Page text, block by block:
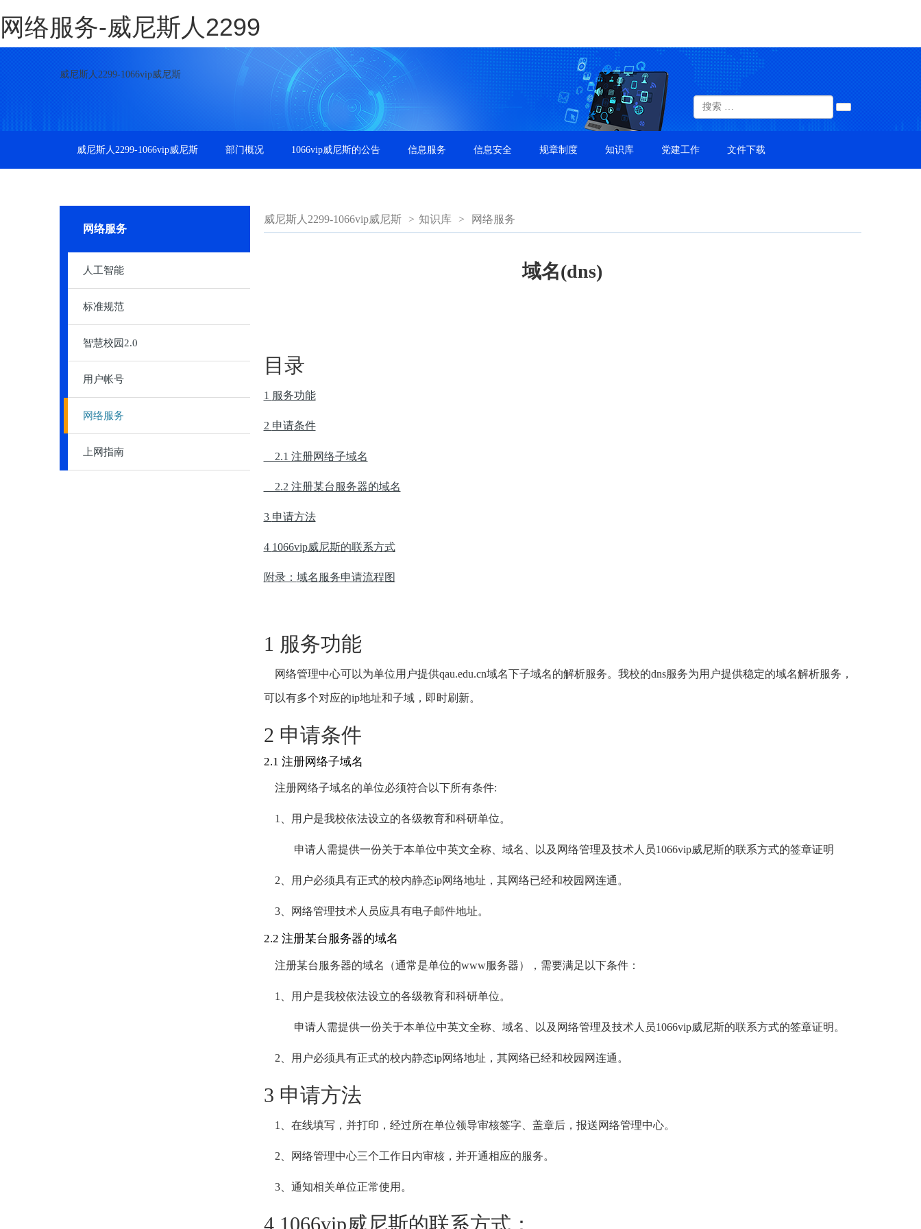
网络服务-威尼斯人2299
威尼斯人2299-1066vip威尼斯
威尼斯人2299-1066vip威尼斯 部门概况 1066vip威尼斯的公告 信息服务 信息安全 规章制度 知识库 党建工作 文件下载
网络服务
人工智能
标准规范
智慧校园2.0
用户帐号
网络服务
上网指南
威尼斯人2299-1066vip威尼斯 > 知识库 > 网络服务
域名(dns)
目录
1 服务功能
2 申请条件
2.1 注册网络子域名
2.2 注册某台服务器的域名
3 申请方法
4 1066vip威尼斯的联系方式
附录： 域名服务申请流程图
1 服务功能
网络管理中心可以为单位用户提供qau.edu.cn域名下子域名的解析服务。我校的dns服务为用户提供稳定的域名解析服务，
可以有多个对应的ip地址和子域，即时刷新。
2 申请条件
2.1 注册网络子域名
注册网络子域名的单位必须符合以下所有条件:
1 、用户是我校依法设立的各级教育和科研单位。
申请人需提供一份关于本单位中英文全称、域名、以及网络管理及技术人员1066vip威尼斯的联系方式的签章证明
2 、用户必须具有正式的校内静态ip网络地址，其网络已经和校园网连通。
3、网络管理技术人员应具有电子邮件地址。
2.2 注册某台服务器的域名
注册某台服务器的域名（通常是单位的www服务器），需要满足以下条件：
1 、用户是我校依法设立的各级教育和科研单位。
申请人需提供一份关于本单位中英文全称、域名、以及网络管理及技术人员1066vip威尼斯的联系方式的签章证明。
2 、用户必须具有正式的校内静态ip网络地址，其网络已经和校园网连通。
3 申请方法
1 、在线填写，并打印，经过所在单位领导审核签字、盖章后，报送网络管理中心。
2 、网络管理中心三个工作日内审核，并开通相应的服务。
3、通知相关单位正常使用。
4 1066vip威尼斯的联系方式：